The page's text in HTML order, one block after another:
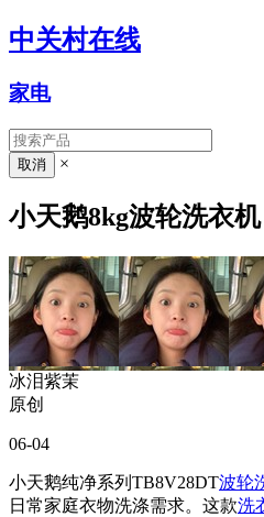
中关村在线
家电
×
小天鹅8kg波轮洗衣
冰泪紫茉
原创
06-04
小天鹅纯净系列TB8V28DT波轮
日常家庭衣物洗涤需求。这款洗